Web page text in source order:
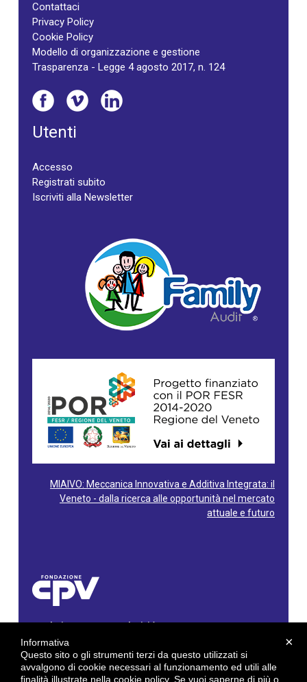
Contattaci
Privacy Policy
Cookie Policy
Modello di organizzazione e gestione
Trasparenza - Legge 4 agosto 2017, n. 124
Utenti
Accesso
Registrati subito
Iscriviti alla Newsletter
MIAIVO: Meccanica Innovativa e Additiva Integrata: il
Veneto - dalla ricerca alle opportunità nel mercato
attuale e futuro
Fondazione Centro Produttività Veneto
Via Gioacchino Rossini, 60 - 36100 Vicenza - Italy
Tel. 0444/960500 - Fax 0444/1932220
C.F. e P. IVA: 02429800242
×
Informativa
Questo sito o gli strumenti terzi da questo utilizzati si
avvalgono di cookie necessari al funzionamento ed utili alle
finalità illustrate nella cookie policy. Se vuoi saperne di più o